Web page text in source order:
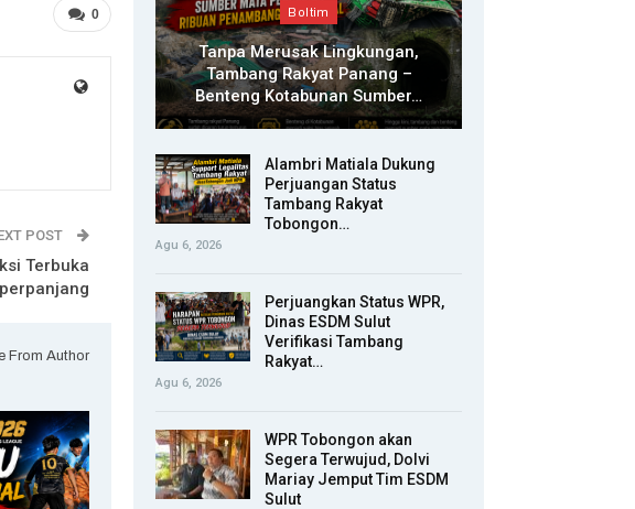
0
POST
Terbuka
From Author
Boltim
Tanpa Merusak Lingkungan,
Tambang Rakyat Panang –
Benteng Kotabunan Sumber…
Alambri Matiala Dukung
Perjuangan Status
Tambang Rakyat
Tobongon…
Agu 6, 2026
Perjuangkan Status WPR,
Dinas ESDM Sulut
Verifikasi Tambang
Rakyat…
Agu 6, 2026
WPR Tobongon akan
Segera Terwujud, Dolvi
Mariay Jemput Tim ESDM
Sulut